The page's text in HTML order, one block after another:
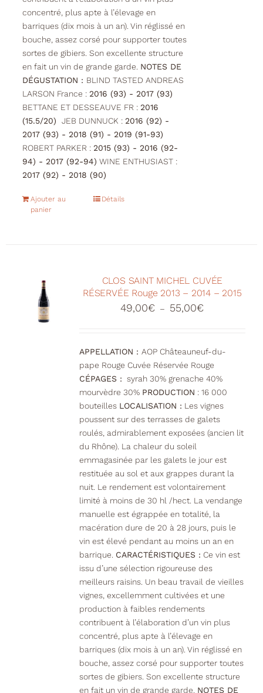
concentré, plus apte à l’élevage en
barriques (dix mois à un an). Vin réglissé en
bouche, assez corsé pour supporter toutes
sortes de gibiers. Son excellente structure
en fait un vin de grande garde. NOTES DE
DÉGUSTATION : BLIND TASTED ANDREAS
LARSON France : 2016 (93) - 2017 (93)
BETTANE ET DESSEAUVE FR : 2016
(15.5/20)
JEB DUNNUCK : 2016 (92) -
2017 (93) - 2018 (91) - 2019 (91-93)
ROBERT PARKER : 2015 (93) - 2016 (92-
94) - 2017 (92-94) WINE ENTHUSIAST :
2017 (92) - 2018 (90)
Ajouter au
panier
Détails
CLOS SAINT MICHEL CUVÉE
RÉSERVÉE Rouge 2013 – 2014 – 2015
49,00€ – 55,00€
55,00€
APPELLATION : AOP Châteauneuf-du-
pape Rouge Cuvée Réservée Rouge
CÉPAGES : syrah 30% grenache 40%
mourvèdre 30% PRODUCTION : 16 000
bouteilles LOCALISATION : Les vignes
poussent sur des terrasses de galets
roulés, admirablement exposées (ancien lit
du Rhône). La chaleur du soleil
emmagasinée par les galets le jour est
restituée au sol et aux grappes durant la
nuit. Le rendement est volontairement
limité à moins de 30 hl /hect. La vendange
manuelle est égrappée en totalité, la
macération dure de 20 à 28 jours, puis le
vin est élevé pendant au moins un an en
barrique. CARACTÉRISTIQUES : Ce vin est
issu d’une sélection rigoureuse des
meilleurs raisins. Un beau travail de vieilles
vignes, excellemment cultivées et une
production à faibles rendements
contribuent à l’élaboration d’un vin plus
concentré, plus apte à l’élevage en
barriques (dix mois à un an). Vin réglissé en
bouche, assez corsé pour supporter toutes
sortes de gibiers. Son excellente structure
en fait un vin de grande garde. NOTES DE